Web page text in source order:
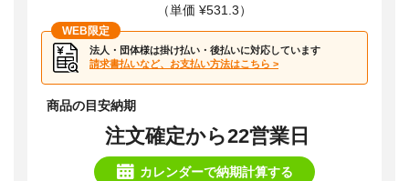
（単価 ¥531.3）
WEB限定
法人・団体様は掛け払い・後払いに対応しています
請求書払いなど、お支払い方法はこちら >
商品の目安納期
注文確定から22営業日
カレンダーで納期計算する